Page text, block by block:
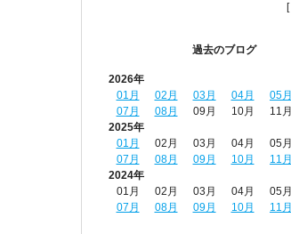
[
過去のブログ
2026年
01月
02月 03月 04月 05月
07月
08月 09月 10月 11月
2025年
01月
02月 03月 04月 05月
07月
08月 09月 10月 11月
2024年
01月
02月 03月 04月 05月
07月
08月 09月 10月 11月